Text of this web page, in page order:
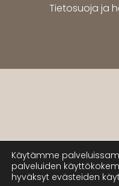
Tietosuoja ja
Käytämme
palveluiden
hyväksyt evästeiden